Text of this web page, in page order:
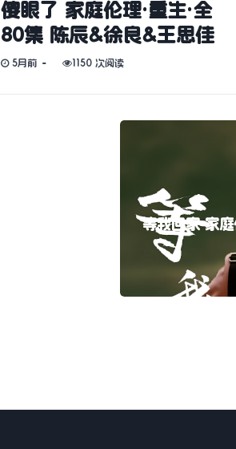
傻眼了 家庭伦理·重生·全
80集 陈辰&徐良&王思佳
5月前 1150 次阅读
等我回家 家